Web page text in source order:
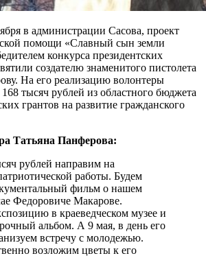
в администрации Сасова, проект
помощи «Славный сын земли
конкурса президентских
создателю знаменитого пистолета
На его реализацию волонтеры
тысяч рублей из областного бюджета
грантов на развитие гражданского
Татьяна Панферова:
рублей направим на
работы. Будем
фильм о нашем
Федоровиче Макарове.
в краеведческом музее и
альбом. А 9 мая, в день его
встречу с молодежью.
возложим цветы к его